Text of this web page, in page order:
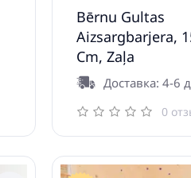
Bērnu Gultas
Aizsargbarjera,
Cm, Zaļa
Доставка: 4-6
0